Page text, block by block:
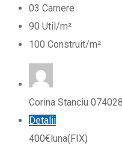
03 Camere
90 Util/m²
100 Construit/m²
Corina Stanciu
Detalii
400€luna(FIX)